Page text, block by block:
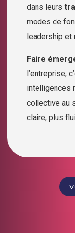
dans leurs
modes de
leadership et
Faire
l’entreprise,
intelligences
collective au
claire, plus